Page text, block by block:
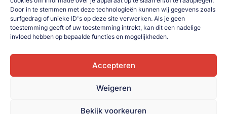
Door in te stemmen met deze technologieën kunnen wij gegevens zoals
surfgedrag of unieke ID's op deze site verwerken. Als je geen
toestemming geeft of uw toestemming intrekt, kan dit een nadelige
invloed hebben op bepaalde functies en mogelijkheden.
Accepteren
Weigeren
Bekijk voorkeuren